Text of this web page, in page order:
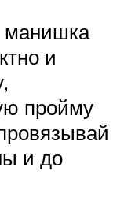
манишка
и
пройму
и до